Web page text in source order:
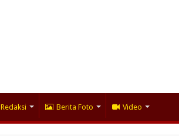
Redaksi Berita Foto Video